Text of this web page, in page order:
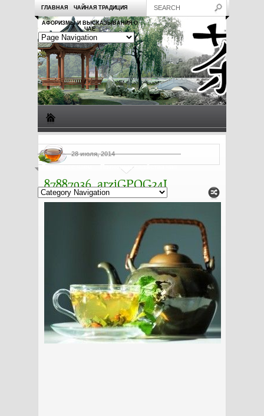
ГЛАВНАЯ ЧАЙНАЯ ТРАДИЦИЯ
АФОРИЗМЫ И ВЫСКАЗЫВАНИЯ О
ЧАЕ
Рецепты с чаем Полезные свойства чая
28 июля, 2014
87887936_arziGPQG24I